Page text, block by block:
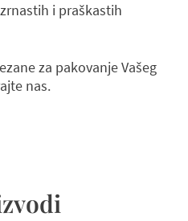
i praškastih
za pakovanje Vašeg
nas.